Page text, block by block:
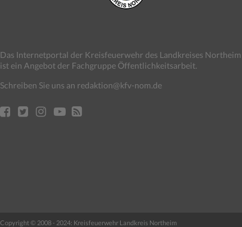
Das Internetportal der Kreisfeuerwehr des Landkreises Northeim
ist ein Angebot der Fachgruppe Öffentlichkeitsarbeit.
Schreiben Sie uns an redaktion@kfv-nom.de
Copyright © 2008 - 2024: Kreisfeuerwehr Landkreis Northeim